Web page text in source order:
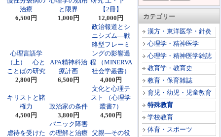
カテゴリー
漢方・東洋医学・針灸
心理学・精神医学
心理学・精神医学雑誌
教育学・教育史
教育・保育雑誌
育児・幼児・児童教育
特殊教育
学校教育
体育・スポーツ
治療
6,500円
と限界
1,000円
【2冊】
12,000円
心理言語学
（上） 心と
ことばの研究
2,800円
APA精神科治
療計画
6,500円
政治報道とシ
ニシズム―戦
略型フレーミ
ングの影響過
程 （MINERVA
社会学叢書）
4,000円
キリストと諸
権力
4,500円
政治家の条件
3,800円
文化と心理テ
スト （心理学
叢書7）
4,500円
虐待を受けた
パニック障害
の理解と治療 父親―その役